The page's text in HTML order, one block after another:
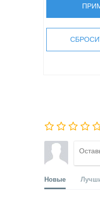
Новые